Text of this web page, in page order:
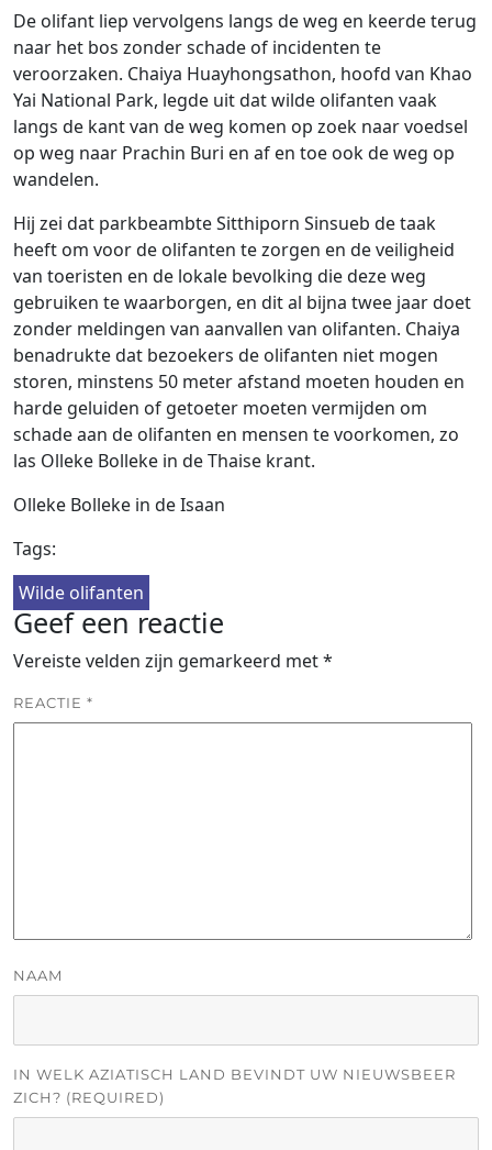
De olifant liep vervolgens langs de weg en keerde terug
naar het bos zonder schade of incidenten te
veroorzaken. Chaiya Huayhongsathon, hoofd van Khao
Yai National Park, legde uit dat wilde olifanten vaak
langs de kant van de weg komen op zoek naar voedsel
op weg naar Prachin Buri en af ​​en toe ook de weg op
wandelen.
Hij zei dat parkbeambte Sitthiporn Sinsueb de taak
heeft om voor de olifanten te zorgen en de veiligheid
van toeristen en de lokale bevolking die deze weg
gebruiken te waarborgen, en dit al bijna twee jaar doet
zonder meldingen van aanvallen van olifanten. Chaiya
benadrukte dat bezoekers de olifanten niet mogen
storen, minstens 50 meter afstand moeten houden en
harde geluiden of getoeter moeten vermijden om
schade aan de olifanten en mensen te voorkomen, zo
las Olleke Bolleke in de Thaise krant.
Olleke Bolleke in de Isaan
Tags:
Wilde olifanten
Geef een reactie
Vereiste velden zijn gemarkeerd met*
REACTIE *
NAAM
IN WELK AZIATISCH LAND BEVINDT UW NIEUWSBEER
ZICH? (REQUIRED)